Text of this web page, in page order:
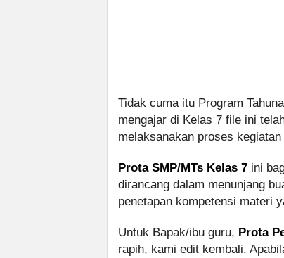
Tidak cuma itu Program
mengajar di Kelas 7 file ini
melaksanakan proses
Prota SMP/MTs Kelas 7 ini
dirancang dalam menunjang
penetapan kompetensi materi
Untuk Bapak/ibu guru, Prota
rapih, kami edit kembali.